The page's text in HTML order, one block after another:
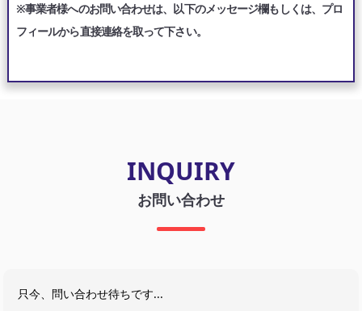
※事業者様へのお問い合わせは、以下のメッセージ欄もしくは、プロ
フィールから直接連絡を取って下さい。
INQUIRY
お問い合わせ
只今、問い合わせ待ちです...